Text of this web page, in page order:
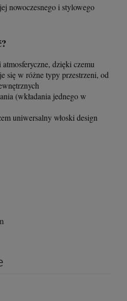
nowoczesnego i stylowego
dzięki czemu
się w różne typy przestrzeni, od
(wkładania jednego w
uniwersalny włoski design